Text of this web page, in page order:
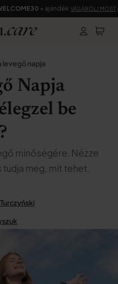
+ ajándék VÁSÁROLJ MOST
levegő napja
Napja
be
minőségére. Nézze
meg, mit tehet.